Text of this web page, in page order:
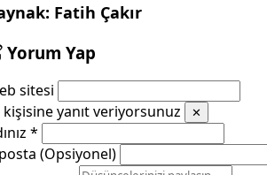
Fatih Çakır
Yorum Yap
sitesi
kişisine yanıt veriyorsunuz
✕
*
(Opsiyonel)